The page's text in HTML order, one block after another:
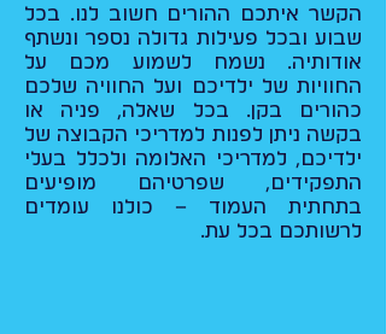
הקשר איתכם ההורים חשוב לנו. בכל
שבוע ובכל פעילות גדולה נספר ונשתף
אודותיה. נשמח לשמוע מכם על
החוויות של ילדיכם ועל החוויה שלכם
כהורים בקן. בכל שאלה, פניה או
בקשה ניתן לפנות למדריכי הקבוצה של
ילדיכם, למדריכי האלומה ולכלל בעלי
התפקידים, שפרטיהם מופיעים
בתחתית העמוד – כולנו עומדים
לרשותכם בכל עת.